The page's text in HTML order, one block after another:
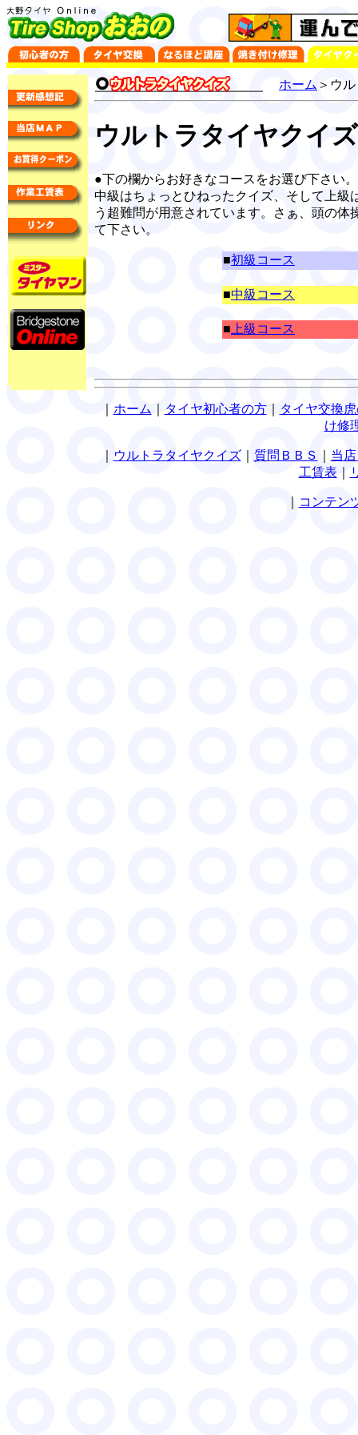
ホーム ＞ウ
ウルトラタイヤクイズ
●下の欄からお好きなコースをお選び下さい
中級はちょっとひねったクイズ、そして上級
う超難問が用意されています。さぁ、頭の
て下さい。
■初級コース
■中級コース
■ 上級コース
ホーム タイヤ初心者の方｜
タイヤ交換
け修
ウルトラタイヤクイズ｜ 質問ＢＢＳ
当
工賃表｜
コンテン